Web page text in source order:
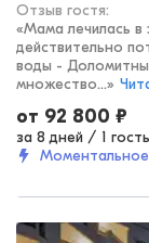
Отзыв гостя:
«Мама лечилась в
действительно
воды -
множество...»
от 92 800 ₽
за 8 дней / 1 гость